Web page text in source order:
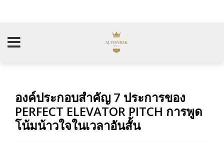
องค์ประกอบสำคัญ 7 ประการของ
PERFECT ELEVATOR PITCH การพูด
โน้มน้าวใจในเวลาอันสั้น